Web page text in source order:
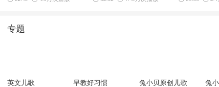
专题
英文儿歌
早教好习惯
兔小贝原创儿歌
兔